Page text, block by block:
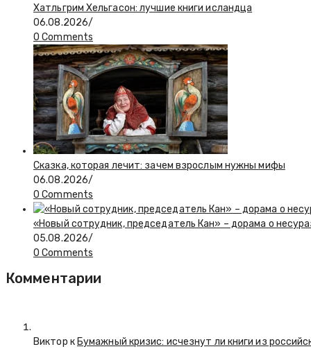
Хатльгрим Хельгасон: лучшие книги исландца
06.08.2026/
0 Comments
Сказка, которая лечит: зачем взрослым нужны мифы
06.08.2026/
0 Comments
«Новый сотрудник, председатель Кан» – дорама о
05.08.2026/
0 Comments
Комментарии
Виктор к Бумажный кризис: исчезнут ли книги из